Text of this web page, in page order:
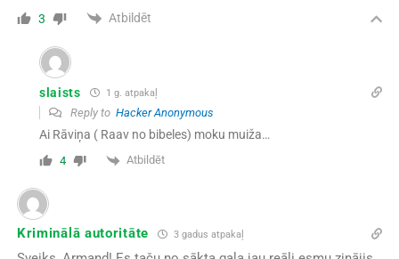
3 Atbildēt
slaists 1 g. atpakaļ
Reply to Hacker Anonymous
Ai Rāviņa ( Raav no bibeles) moku muiža…
4 Atbildēt
Kriminālā autoritāte 3 gadus atpakaļ